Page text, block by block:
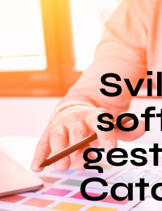
Soluzioni
Chi Siamo
Portfolio
Blog